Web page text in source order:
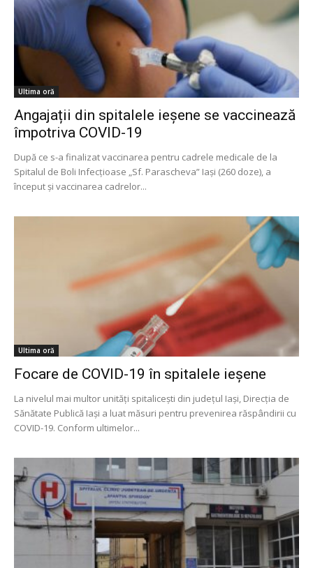
Ultima oră
Angajații din spitalele ieșene se vaccinează
împotriva COVID-19
După ce s-a finalizat vaccinarea pentru cadrele medicale de la
Spitalul de Boli Infecțioase „Sf. Parascheva” Iași (260 doze), a
început și vaccinarea cadrelor...
Ultima oră
Focare de COVID-19 în spitalele ieșene
La nivelul mai multor unități spitalicești din județul Iași, Direcţia de
Sănătate Publică Iaşi a luat măsuri pentru prevenirea răspândirii cu
COVID-19. Conform ultimelor...